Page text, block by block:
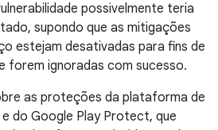
possivelmente teria
supondo que as mitigações
estejam desativadas para fins de
forem ignoradas com sucesso.
as proteções da plataforma de
do Google Play Protect, que